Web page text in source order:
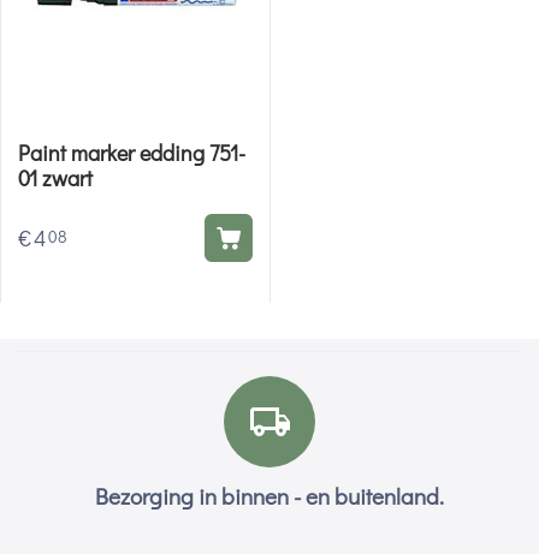
Paint marker edding 751-
01 zwart
€408
Bezorging in binnen - en buitenland.